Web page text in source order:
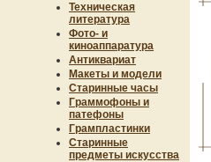
Техническая
литература
Фото- и
киноаппаратура
Антиквариат
Макеты и модели
Старинные часы
Граммофоны и
патефоны
Грампластинки
Старинные
предметы искусства